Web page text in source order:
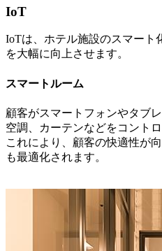
IoT
IoTは、ホテル施設のスマート
を大幅に向上させます。
スマートルーム
顧客がスマートフォンやタブ
空調、カーテンなどをコント
これにより、顧客の快適性が
も最適化されます。